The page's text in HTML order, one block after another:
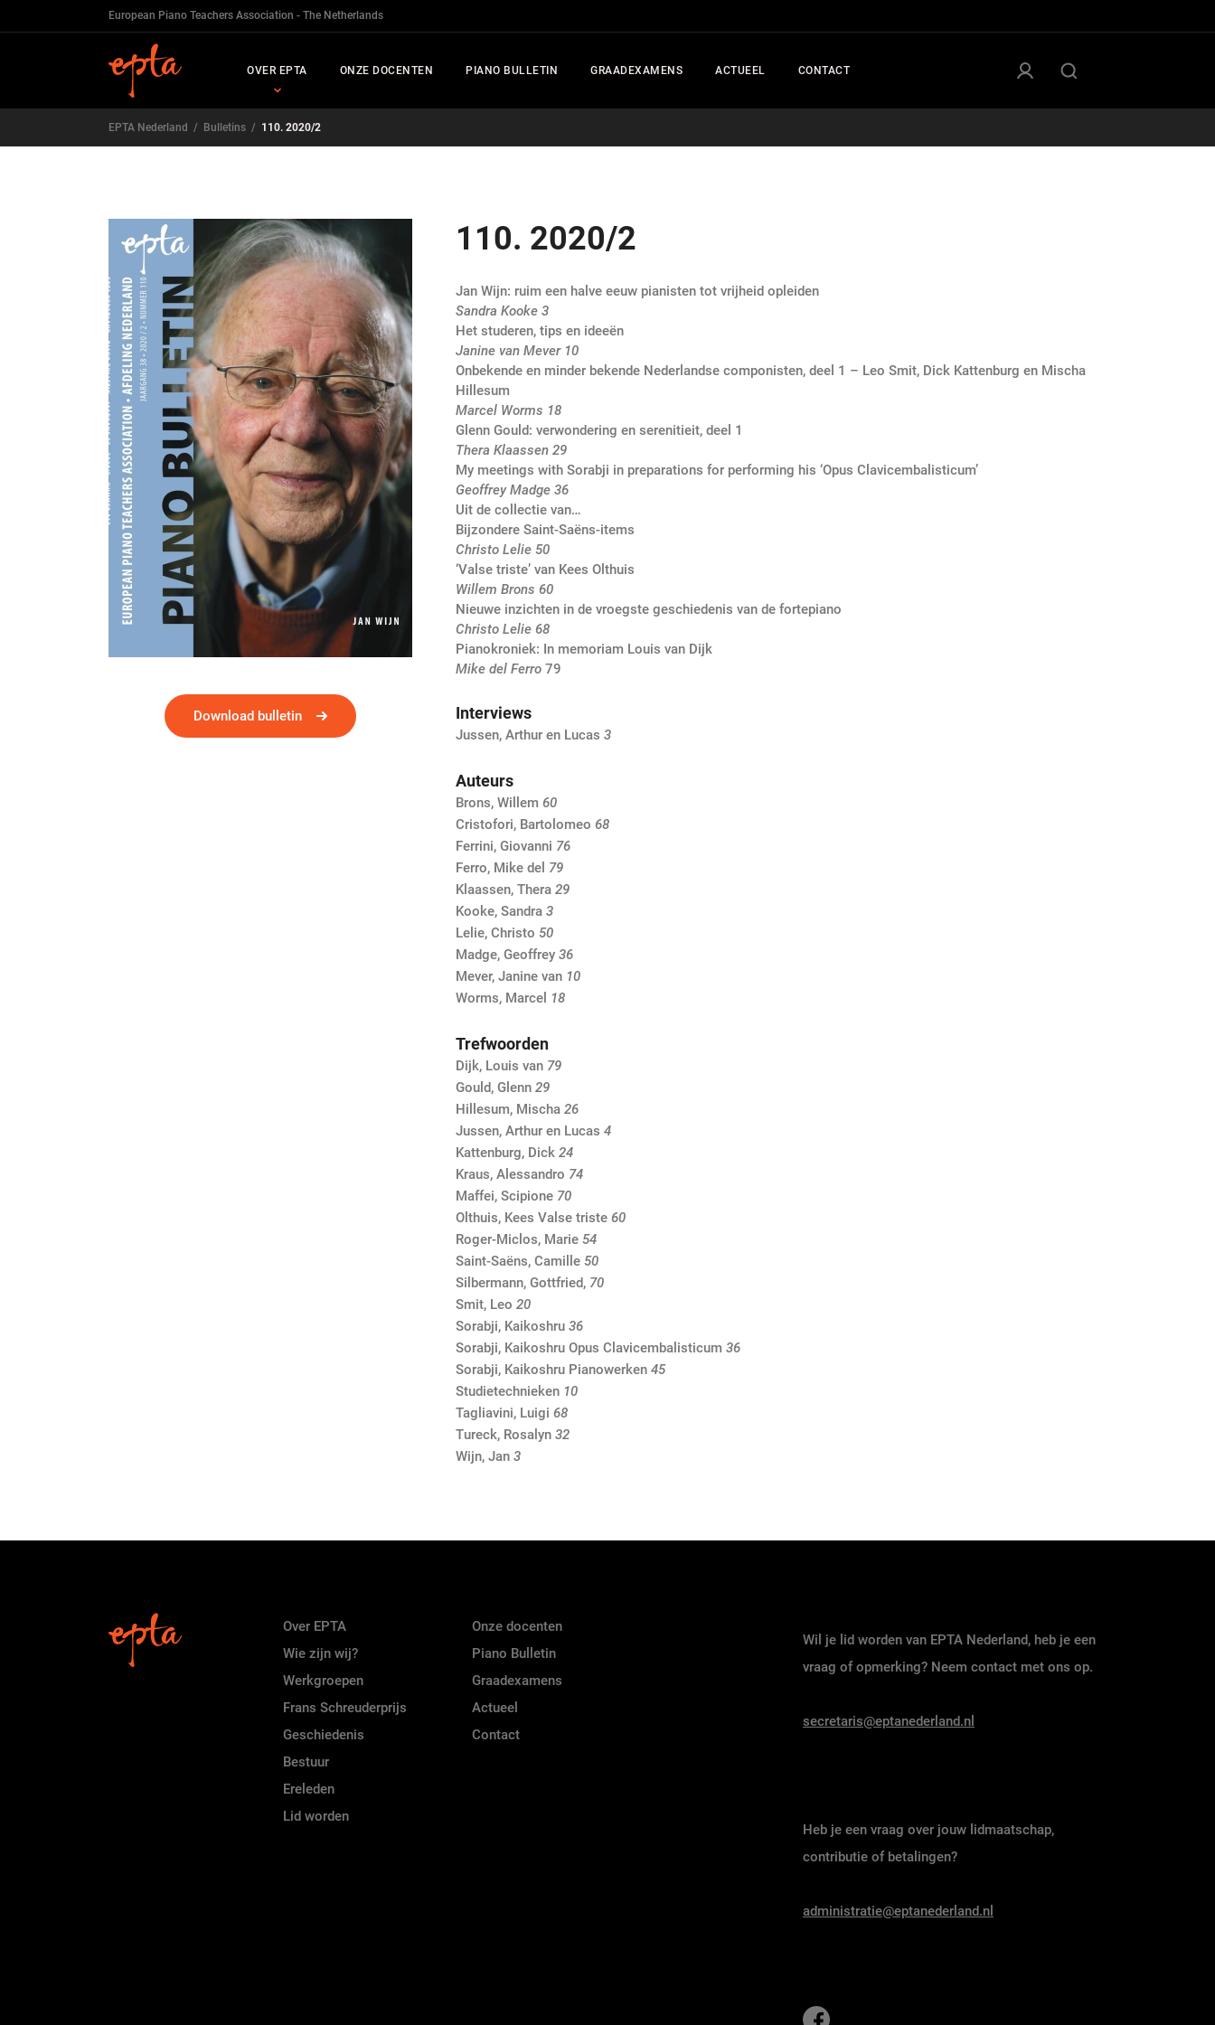
European Piano Teachers Association - The Netherlands
OVER EPTA ONZE DOCENTEN PIANO BULLETIN GRAADEXAMENS ACTUEEL CONTACT
EPTA Nederland / Bulletins / 110. 2020/2
110. 2020/2
Jan Wijn: ruim een halve eeuw pianisten tot vrijheid opleiden
Sandra Kooke 3
Het studeren, tips en ideeën
Janine van Mever 10
Onbekende en minder bekende Nederlandse componisten, deel 1 – Leo Smit, Dick Kattenburg en Mischa
Hillesum
Marcel Worms 18
Glenn Gould: verwondering en serenitieit, deel 1
Thera Klaassen 29
My meetings with Sorabji in preparations for performing his ‘Opus Clavicembalisticum’
Geoffrey Madge 36
Uit de collectie van…
Bijzondere Saint-Saëns-items
Christo Lelie 50
‘Valse triste’ van Kees Olthuis
Willem Brons 60
Nieuwe inzichten in de vroegste geschiedenis van de fortepiano
Christo Lelie 68
Pianokroniek: In memoriam Louis van Dijk
Mike del Ferro 79
Interviews
Jussen, Arthur en Lucas 3
Auteurs
Brons, Willem 60
Cristofori, Bartolomeo 68
Ferrini, Giovanni 76
Ferro, Mike del 79
Klaassen, Thera 29
Kooke, Sandra 3
Lelie, Christo 50
Madge, Geoffrey 36
Mever, Janine van 10
Worms, Marcel 18
Trefwoorden
Dijk, Louis van 79
Gould, Glenn 29
Hillesum, Mischa 26
Jussen, Arthur en Lucas 4
Kattenburg, Dick 24
Kraus, Alessandro 74
Maffei, Scipione 70
Olthuis, Kees Valse triste 60
Roger-Miclos, Marie 54
Saint-Saëns, Camille 50
Silbermann, Gottfried, 70
Smit, Leo 20
Sorabji, Kaikoshru 36
Sorabji, Kaikoshru Opus Clavicembalisticum 36
Sorabji, Kaikoshru Pianowerken 45
Studietechnieken 10
Tagliavini, Luigi 68
Tureck, Rosalyn 32
Wijn, Jan 3
Download bulletin
Over EPTA
Wie zijn wij?
Werkgroepen
Frans Schreuderprijs
Geschiedenis
Bestuur
Ereleden
Lid worden
Onze docenten
Piano Bulletin
Graadexamens
Actueel
Contact
Wil je lid worden van EPTA Nederland, heb je een
vraag of opmerking? Neem contact met ons op.
secretaris@eptanederland.nl
Heb je een vraag over jouw lidmaatschap,
contributie of betalingen?
administratie@eptanederland.nl